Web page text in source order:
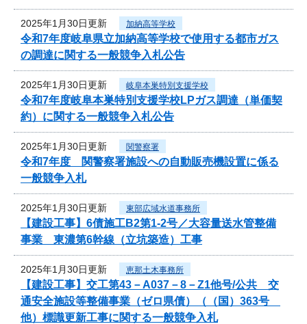
2025年1月30日更新 加納高等学校
令和7年度岐阜県立加納高等学校で使用する都市ガス
の調達に関する一般競争入札公告
2025年1月30日更新 岐阜本巣特別支援学校
令和7年度岐阜本巣特別支援学校LPガス調達（単価契
約）に関する一般競争入札公告
2025年1月30日更新 関警察署
令和7年度 関警察署施設への自動販売機設置に係る
一般競争入札
2025年1月30日更新 東部広域水道事務所
【建設工事】6債施工B2第1-2号／大容量送水管整備
事業 東濃第6幹線（立坑築造）工事
2025年1月30日更新 恵那土木事務所
【建設工事】交工第43－A037－8－Z1他号/公共 交
通安全施設等整備事業（ゼロ県債）（（国）363号
他）標識更新工事に関する一般競争入札